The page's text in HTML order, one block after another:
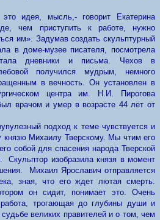
идея, мысль,- говорит Екатерина
чем приступить к работе, нужно
им». Задумав создать скульптурный
в доме-музее писателя, посмотрела
дневники и письма. Чехов в
получился мудрым, немного
в вечность. Он установлен в
центра им. Н.И. Пирогова
врачом и умер в возрасте 44 лет от
подход к теме чувствуется и
князю Михаилу Тверскому. Мы чтим его
собой для спасения народа Тверской
Скульптор изобразила князя в момент
Михаил Ярославич отправляется
зная, что его ждет лютая смерть.
он сидит, понимает это. Очень
работа, трогающая до глубины души и
великих правителей и о том, чем